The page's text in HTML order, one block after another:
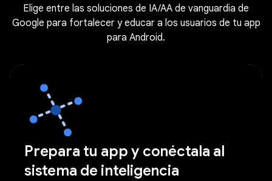
Elige entre las soluciones de IA/AA de vanguardia de
Google para fortalecer y educar a los usuarios de tu app
para Android.
Prepara tu app y conéctala al
sistema de inteligencia